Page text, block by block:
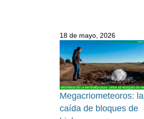
18 de mayo, 2026
Megacriometeoros: la
caída de bloques de